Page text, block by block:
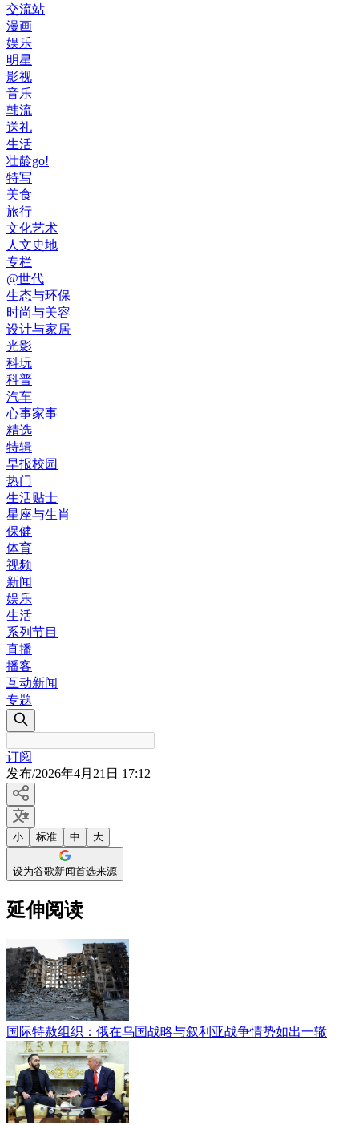
交流站
漫画
娱乐
明星
影视
音乐
韩流
送礼
生活
壮龄go!
特写
美食
旅行
文化艺术
人文史地
专栏
@世代
生态与环保
时尚与美容
设计与家居
光影
科玩
科普
汽车
心事家事
精选
特辑
早报校园
热门
生活贴士
星座与生肖
保健
体育
视频
新闻
娱乐
生活
系列节目
直播
播客
互动新闻
专题
订阅
发布/2026年4月21日 17:12
小 标准 中 大
设为谷歌新闻首选来源
延伸阅读
国际特赦组织：俄在乌国战略与叙利亚战争情势如出一辙